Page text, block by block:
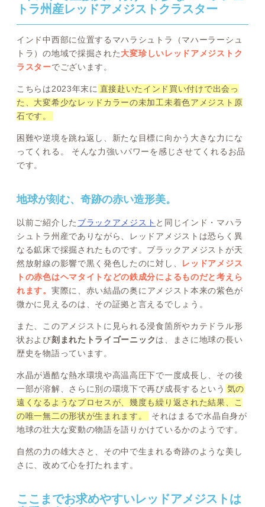
トラ州産レッドアメジストクラスター
インド中西部に位置するマハラシュトラ（マハーラーシュ
トラ）の地域で採掘された大変珍しいレッドアメジストク
ラスターでございます。
こちらは2023年末に 直接赴いたインド買い付けで出会っ
た、大変希少なレッドカラーの未加工未着色アメジスト原
石です。
困難や逆境を跳ね返し、新たな目標に向かう大きな力にな
ってくれる。 そんな力強いパワーを感じさせてくれるお品
です。
地球が刻む、奇跡の赤い造形美。
以前ご紹介した ブラックアメジスト と同じインド・マハラ
シュトラ州産でありながら、レッドアメジストは恐らく異
なる鉱床で採掘されたものです。ブラックアメジストが天
然放射線の影響で黒く発色したのに対し、
レッドアメジス
トの赤色はヘマタイトなどの鉄成分によるものだと考えら
れます。 実際に、赤い結晶の奥にアメジスト本来の紫色が
微かに見えるのは、その証拠と言えるでしょう。
また、このアメジストに見られる浸食箇所やカテドラル形
状および刻まれたトライゴーニックは、まさに地球の長い
歴史を物語っています。
水晶が過酷な熱水環境や高温高圧下で一度成長し、その後
一部が溶解、さらに別の環境下で再び成長するという 気の
遠くなるようなプロセスが、幾度も繰り返された結果、こ
の唯一無二の形状が生まれます。
それはまるで水晶自身が
地球の壮大な変動の物語を語りかけているかのようです。
自然の力の雄大さと、その中で生まれる奇跡のような美し
さに、改めて心を打たれます。
ここまでお求めやすいレッドアメジストは